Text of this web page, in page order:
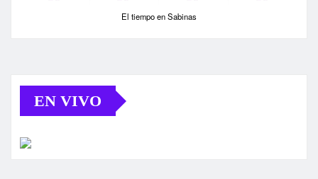
El tiempo en Sabinas
EN VIVO